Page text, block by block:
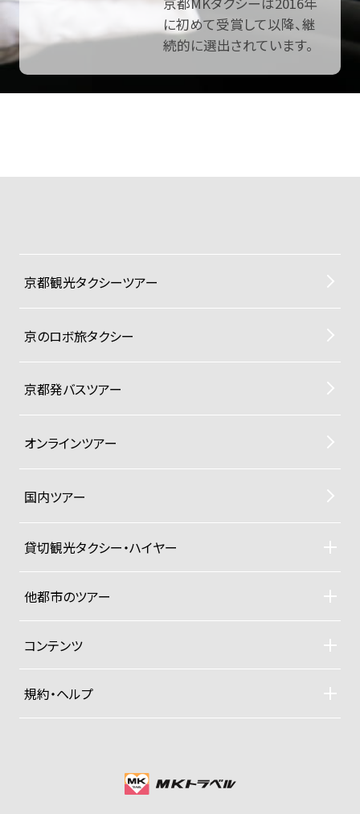
に初めて受賞して以降、継
続的に選出されています。
京都観光タクシーツアー
京のロボ旅タクシー
京都発バスツアー
オンラインツアー
国内ツアー
貸切観光タクシー・ハイヤー
貸切観光タクシー・ハイヤーTOP
車両ラインナップと料金
他都市のツアー
札幌観光タクシーツアー
東京観光タクシーツアー
コンテンツ
ドライバー紹介
四季折々の京都紀行
規約・ヘルプ
募集型企画旅行約款